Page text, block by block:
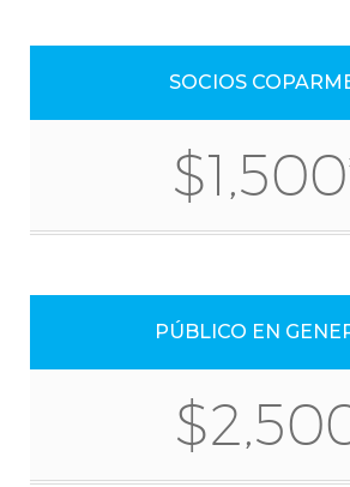
SOCIOS
PÚBLICO EN